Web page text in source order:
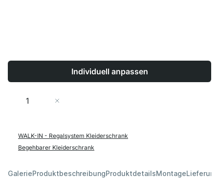
Individuell anpassen
Menge
WALK-IN - Regalsystem Kleiderschrank
Begehbarer Kleiderschrank
GalerieProduktbeschreibungProduktdetailsMontage